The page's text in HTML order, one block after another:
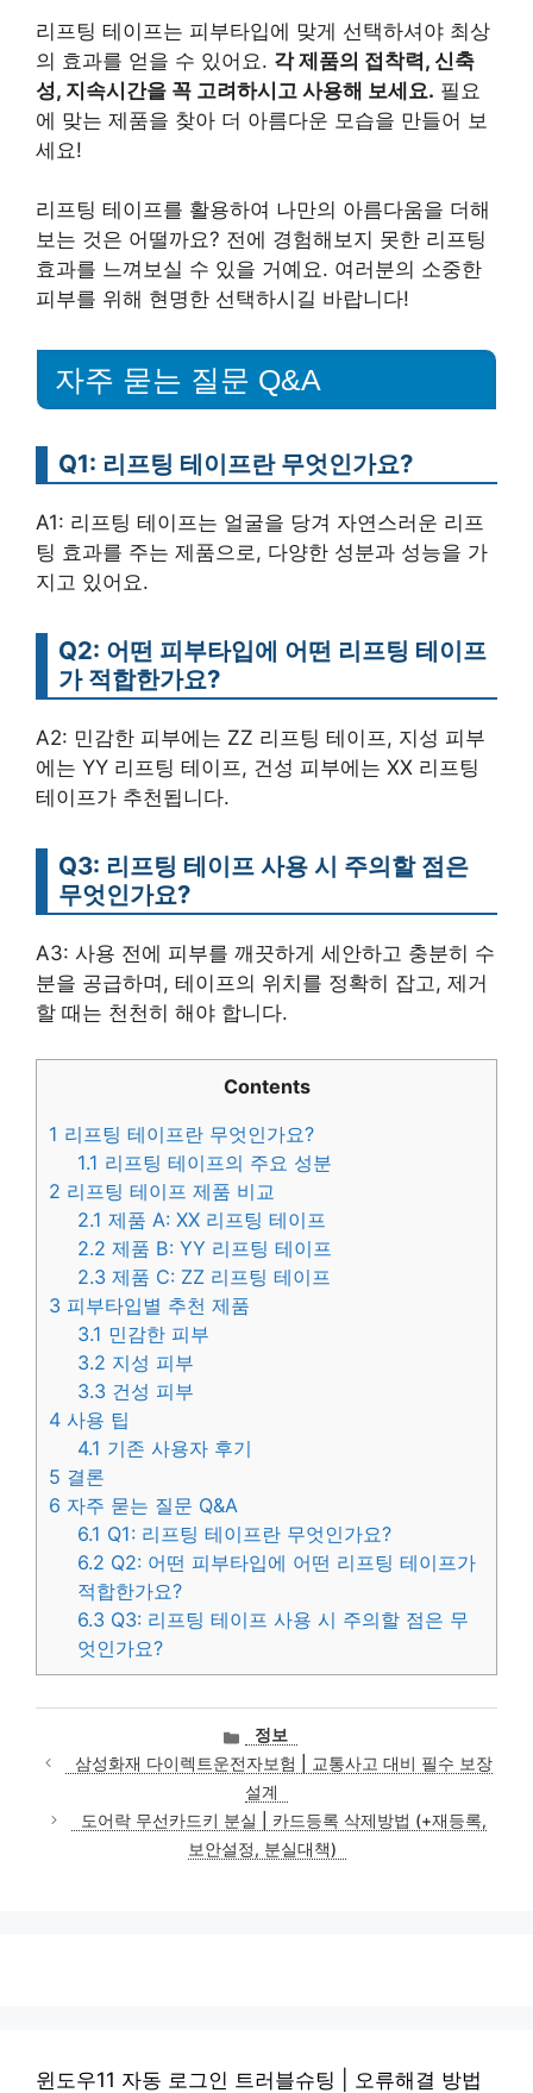
리프팅 테이프는 피부타입에 맞게 선택하셔야 최상
의 효과를 얻을 수 있어요. 각 제품의 접착력, 신축
성, 지속시간을 꼭 고려하시고 사용해 보세요. 필요
에 맞는 제품을 찾아 더 아름다운 모습을 만들어 보
세요!
리프팅 테이프를 활용하여 나만의 아름다움을 더해
보는 것은 어떨까요? 전에 경험해보지 못한 리프팅
효과를 느껴보실 수 있을 거예요. 여러분의 소중한
피부를 위해 현명한 선택하시길 바랍니다!
자주 묻는 질문 Q&A
Q1: 리프팅 테이프란 무엇인가요?
A1: 리프팅 테이프는 얼굴을 당겨 자연스러운 리프
팅 효과를 주는 제품으로, 다양한 성분과 성능을 가
지고 있어요.
Q2: 어떤 피부타입에 어떤 리프팅 테이프
가 적합한가요?
A2: 민감한 피부에는 ZZ 리프팅 테이프, 지성 피부
에는 YY 리프팅 테이프, 건성 피부에는 XX 리프팅
테이프가 추천됩니다.
Q3: 리프팅 테이프 사용 시 주의할 점은
무엇인가요?
A3: 사용 전에 피부를 깨끗하게 세안하고 충분히 수
분을 공급하며, 테이프의 위치를 정확히 잡고, 제거
할 때는 천천히 해야 합니다.
Contents
1 리프팅 테이프란 무엇인가요?
1.1 리프팅 테이프의 주요 성분
2 리프팅 테이프 제품 비교
2.1 제품 A: XX 리프팅 테이프
2.2 제품 B: YY 리프팅 테이프
2.3 제품 C: ZZ 리프팅 테이프
3 피부타입별 추천 제품
3.1 민감한 피부
3.2 지성 피부
3.3 건성 피부
4 사용 팁
4.1 기존 사용자 후기
5 결론
6 자주 묻는 질문 Q&A
6.1 Q1: 리프팅 테이프란 무엇인가요?
6.2 Q2: 어떤 피부타입에 어떤 리프팅 테이프가
적합한가요?
6.3 Q3: 리프팅 테이프 사용 시 주의할 점은 무
엇인가요?
카
테
고
리
정보
삼성화재 다이렉트운전자보험 | 교통사고 대비 필수 보장
설계
도어락 무선카드키 분실 | 카드등록 삭제방법 (+재등록,
보안설정, 분실대책)
윈도우11 자동 로그인 트러블슈팅 | 오류해결 방법